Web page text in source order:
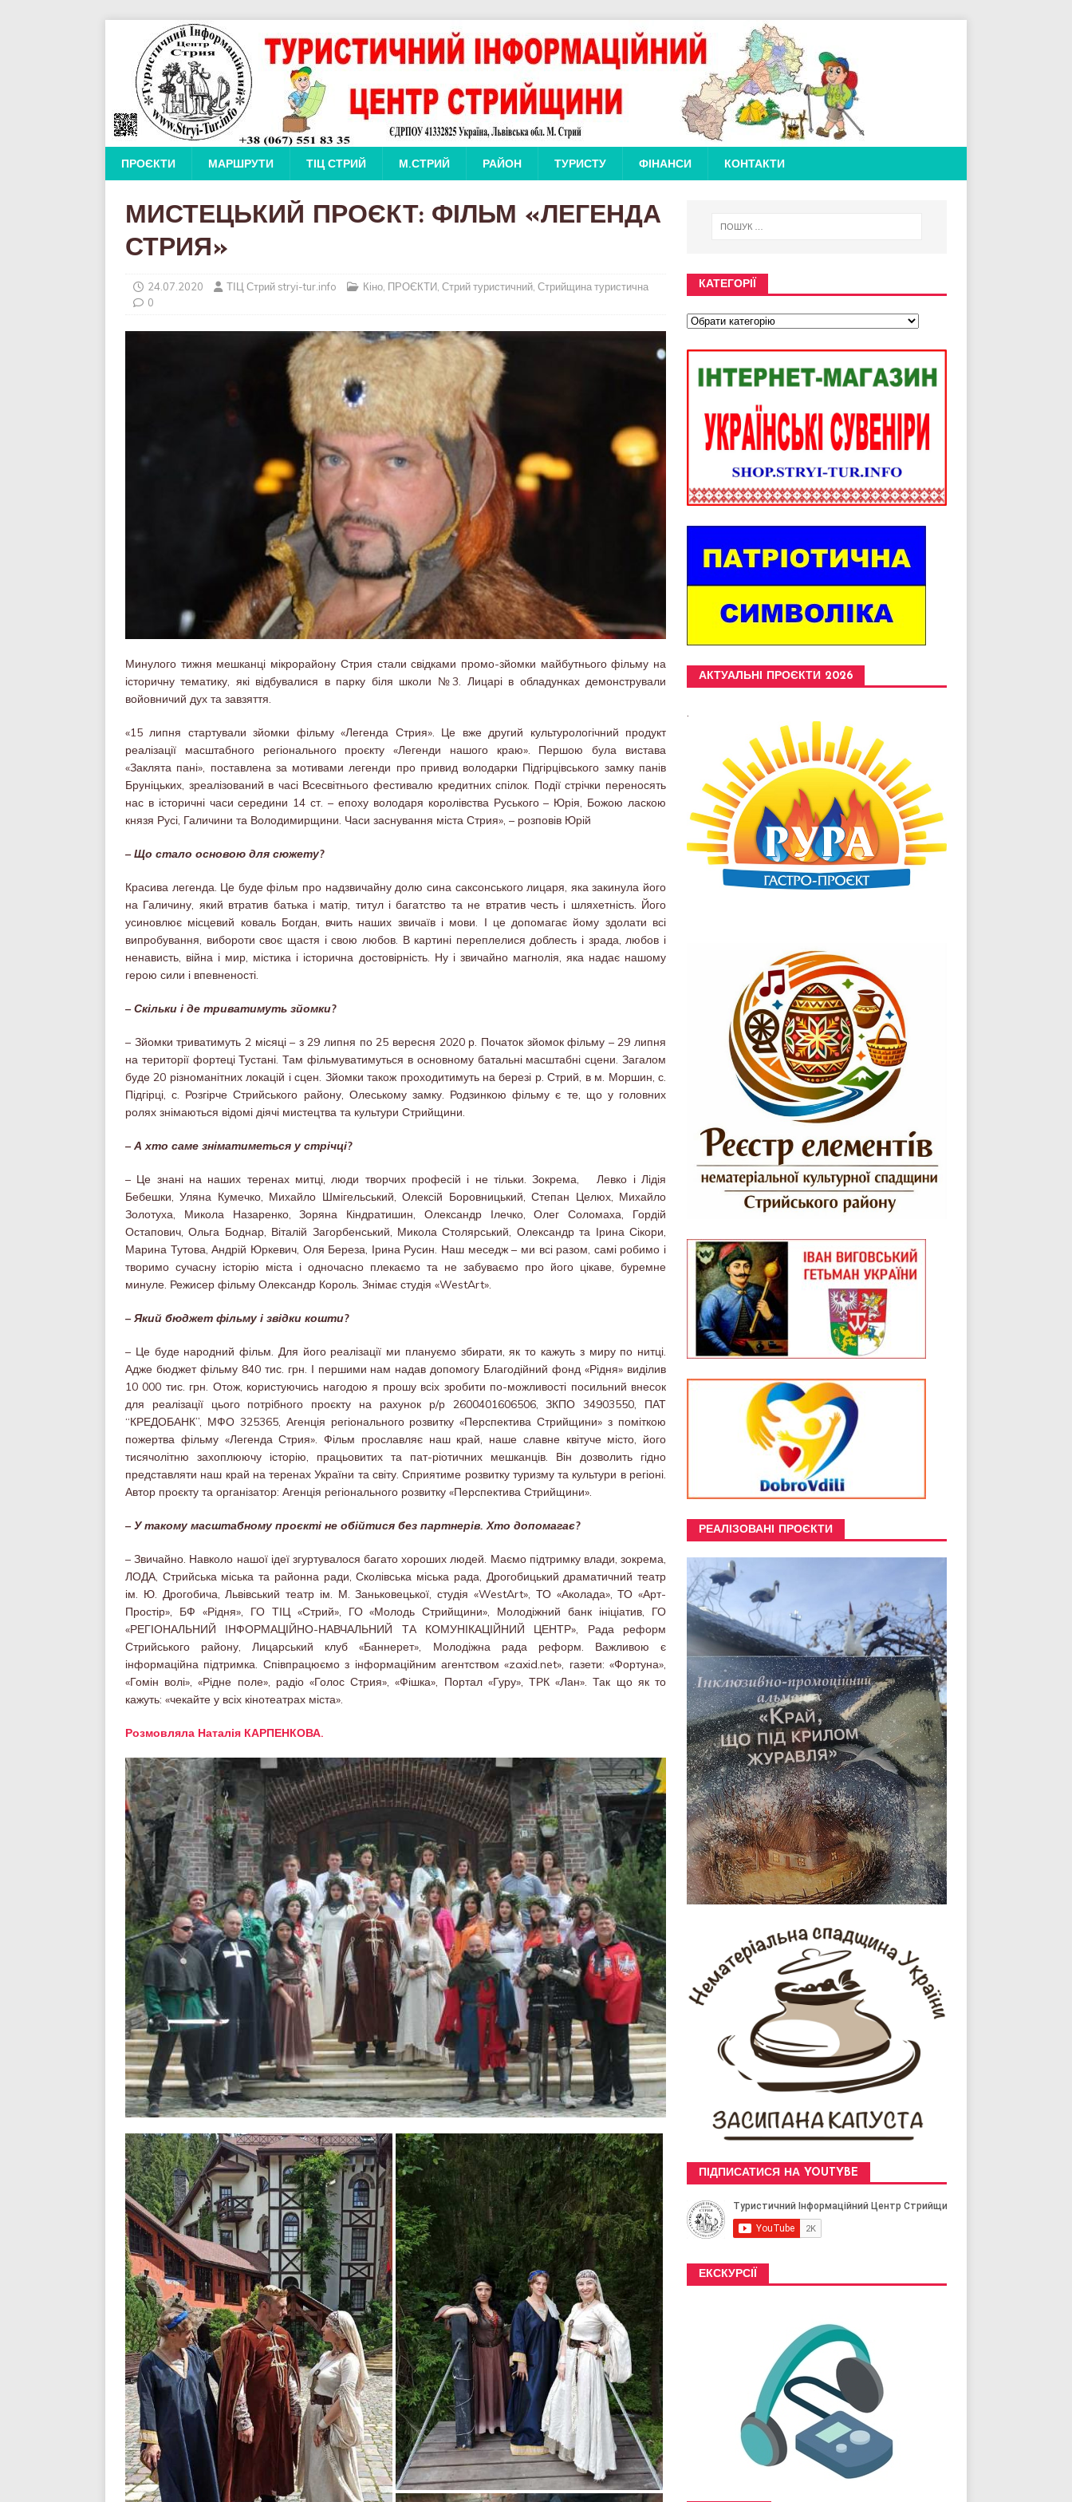
ПРОЄКТИ МАРШРУТИ ТІЦ СТРИЙ М.СТРИЙ РАЙОН ТУРИСТУ ФІНАНСИ КОНТАКТИ
МИСТЕЦЬКИЙ ПРОЄКТ: ФІЛЬМ «ЛЕГЕНДА
СТРИЯ»
24.07.2020 ТІЦ Стрий stryi-tur.info Кіно ПРОЄКТИ Стрий туристичний Стрийщина туристична
0
Минулого тижня мешканці мікрорайону Стрия стали свідками промо-зйомки майбутнього фільму на
історичну тематику, які відбувалися в парку біля школи №3. Лицарі в обладунках демонстрували
войовничий дух та завзяття.
«15 липня стартували зйомки фільму «Легенда Стрия». Це вже другий культурологічний продукт
реалізації масштабного регіонального проєкту «Легенди нашого краю». Першою була вистава
«Заклята пані», поставлена за мотивами легенди про привид володарки Підгірцівського замку панів
Бруніцьких, зреалізований в часі Всесвітнього фестивалю кредитних спілок. Події стрічки переносять
нас в історичні часи середини 14 ст. – епоху володаря королівства Руського – Юрія, Божою ласкою
князя Русі, Галичини та Володимирщини. Часи заснування міста Стрия», – розповів Юрій
– Що стало основою для сюжету?
Красива легенда. Це буде фільм про надзвичайну долю сина саксонського лицаря, яка закинула його
на Галичину, який втратив батька і матір, титул і багатство та не втратив честь і шляхетність. Його
усиновлює місцевий коваль Богдан, вчить наших звичаїв і мови. І це допомагає йому здолати всі
випробування, вибороти своє щастя і свою любов. В картині переплелися доблесть і зрада, любов і
ненависть, війна і мир, містика і історична достовірність. Ну і звичайно магнолія, яка надає нашому
герою сили і впевненості.
– Скільки і де триватимуть зйомки?
– Зйомки триватимуть 2 місяці – з 29 липня по 25 вересня 2020 р. Початок зйомок фільму – 29 липня
на території фортеці Тустані. Там фільмуватимуться в основному батальні масштабні сцени. Загалом
буде 20 різноманітних локацій і сцен. Зйомки також проходитимуть на березі р. Стрий, в м. Моршин, с.
Підгірці, с. Розгірче Стрийського району, Олеському замку. Родзинкою фільму є те, що у головних
ролях знімаються відомі діячі мистецтва та культури Стрийщини.
– А хто саме зніматиметься у стрічці?
– Це знані на наших теренах митці, люди творчих професій і не тільки. Зокрема, Левко і Лідія
Бебешки, Уляна Кумечко, Михайло Шмігельський, Олексій Боровницький, Степан Целюх, Михайло
Золотуха, Микола Назаренко, Зоряна Кіндратишин, Олександр Ілечко, Олег Соломаха, Гордій
Остапович, Ольга Боднар, Віталій Загорбенський, Микола Столярський, Олександр та Ірина Сікори,
Марина Тутова, Андрій Юркевич, Оля Береза, Ірина Русин. Наш меседж – ми всі разом, самі робимо і
творимо сучасну історію міста і одночасно плекаємо та не забуваємо про його цікаве, буремне
минуле. Режисер фільму Олександр Король. Знімає студія «WestArt».
– Який бюджет фільму і звідки кошти?
– Це буде народний фільм. Для його реалізації ми плануємо збирати, як то кажуть з миру по нитці.
Адже бюджет фільму 840 тис. грн. І першими нам надав допомогу Благодійний фонд «Рідня» виділив
10 000 тис. грн. Отож, користуючись нагодою я прошу всіх зробити по-можливості посильний внесок
для реалізації цього потрібного проєкту на рахунок р/р 2600401606506, ЗКПО 34903550, ПАТ
“КРЕДОБАНК”, МФО 325365, Агенція регіонального розвитку «Перспектива Стрийщини» з поміткою
пожертва фільму «Легенда Стрия». Фільм прославляє наш край, наше славне квітуче місто, його
тисячолітню захоплюючу історію, працьовитих та пат-ріотичних мешканців. Він дозволить гідно
представляти наш край на теренах України та світу. Сприятиме розвитку туризму та культури в регіоні.
Автор проєкту та організатор: Агенція регіонального розвитку «Перспектива Стрийщини».
– У такому масштабному проєкті не обійтися без партнерів. Хто допомагає?
– Звичайно. Навколо нашої ідеї згуртувалося багато хороших людей. Маємо підтримку влади, зокрема,
ЛОДА, Стрийська міська та районна ради, Сколівська міська рада, Дрогобицький драматичний театр
ім. Ю. Дрогобича, Львівський театр ім. М. Заньковецької, студія «WestArt», ТО «Аколада», ТО «Арт-
Простір», БФ «Рідня», ГО ТІЦ «Стрий», ГО «Молодь Стрийщини», Молодіжний банк ініціатив, ГО
«РЕГІОНАЛЬНИЙ ІНФОРМАЦІЙНО-НАВЧАЛЬНИЙ ТА КОМУНІКАЦІЙНИЙ ЦЕНТР», Рада реформ
Стрийського району, Лицарський клуб «Баннерет», Молодіжна рада реформ. Важливою є
інформаційна підтримка. Співпрацюємо з інформаційним агентством «zaxid.net», газети: «Фортуна»,
«Гомін волі», «Рідне поле», радіо «Голос Стрия», «Фішка», Портал «Гуру», ТРК «Лан». Так що як то
кажуть: «чекайте у всіх кінотеатрах міста».
Розмовляла Наталія КАРПЕНКОВА.
КАТЕГОРІЇ
АКТУАЛЬНІ ПРОЄКТИ 2026
.
РЕАЛІЗОВАНІ ПРОЄКТИ
ПІДПИСАТИСЯ НА YOUTYBE
ЕКСКУРСІЇ